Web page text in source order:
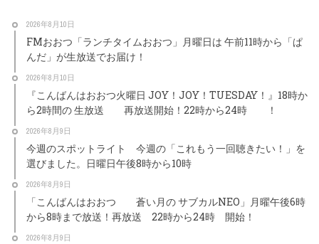
2026年8月10日
FMおおつ「ランチタイムおおつ」月曜日は 午前11時から「ぱ
んだ」が生放送でお届け！
2026年8月10日
『こんばんはおおつ火曜日 JOY！JOY！TUESDAY！』18時か
ら2時間の 生放送 再放送開始！22時から24時 ！
2026年8月9日
今週のスポットライト 今週の「これもう一回聴きたい！」を
選びました。日曜日午後8時から10時
2026年8月9日
「こんばんはおおつ 蒼い月の サブカルNEO」月曜午後6時
から8時まで放送！再放送 22時から24時 開始！
2026年8月9日